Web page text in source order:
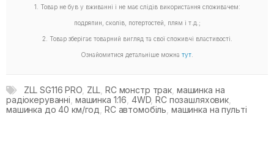
1. Товар не був у вживанні і не має слідів використання споживачем:
подряпин, сколів, потертостей, плям і т.д.;
2. Товар зберігає товарний вигляд та свої споживчі властивості.
Ознайомитися детальніше можна тут
ZLL SG116 PRO, ZLL RC монстр трак машинка на
радіокеруванні машинка 1:16 4WD,RC позашляховик
машинка до 40 км/год RC автомобіль машинка на пульті